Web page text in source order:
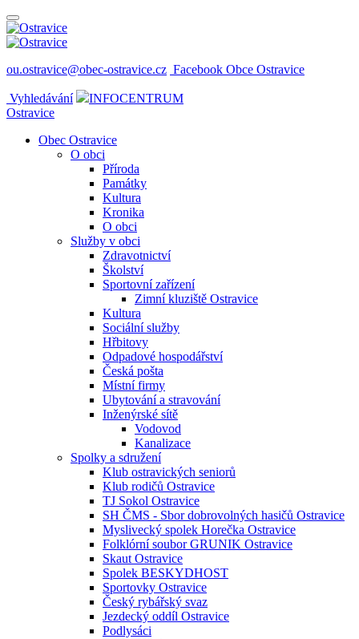
ou.ostravice@obec-ostravice.cz Facebook Obce Ostravice
Vyhledávání
INFOCENTRUM
Ostravice
Obec Ostravice
O obci
Příroda
Památky
Kultura
Kronika
O obci
Služby v obci
Zdravotnictví
Školství
Sportovní zařízení
Zimní kluziště Ostravice
Kultura
Sociální služby
Hřbitovy
Odpadové hospodářství
Česká pošta
Místní firmy
Ubytování a stravování
Inženýrské sítě
Vodovod
Kanalizace
Spolky a sdružení
Klub ostravických seniorů
Klub rodičů Ostravice
TJ Sokol Ostravice
SH ČMS - Sbor dobrovolných hasičů Ostravice
Myslivecký spolek Horečka Ostravice
Folklórní soubor GRUNIK Ostravice
Skaut Ostravice
Spolek BESKYDHOST
Sportovky Ostravice
Český rybářský svaz
Jezdecký oddíl Ostravice
Podlysáci